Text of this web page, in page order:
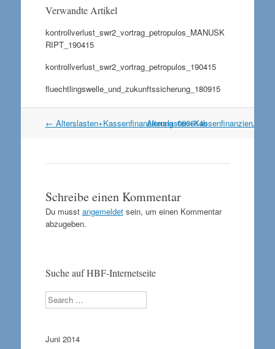
Verwandte Artikel
kontrollverlust_swr2_vortrag_petropulos_MANUSK
RIPT_190415
kontrollverlust_swr2_vortrag_petropulos_190415
fluechtlingswelle_und_zukunftssicherung_180915
Artikel
← Alterslasten+Kassenfinanzierung_060614b
Schreibe einen Kommentar
Du musst angemeldetsein, um einen Kommentar
abzugeben.
Suche auf HBF-Internetseite
Search
Juni 2014